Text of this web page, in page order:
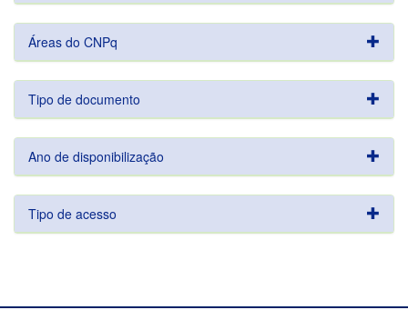
Áreas do CNPq
Tipo de documento
Ano de disponibilização
Tipo de acesso